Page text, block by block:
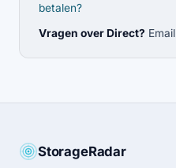
betalen?
Vragen over Direct? Email
StorageRadar